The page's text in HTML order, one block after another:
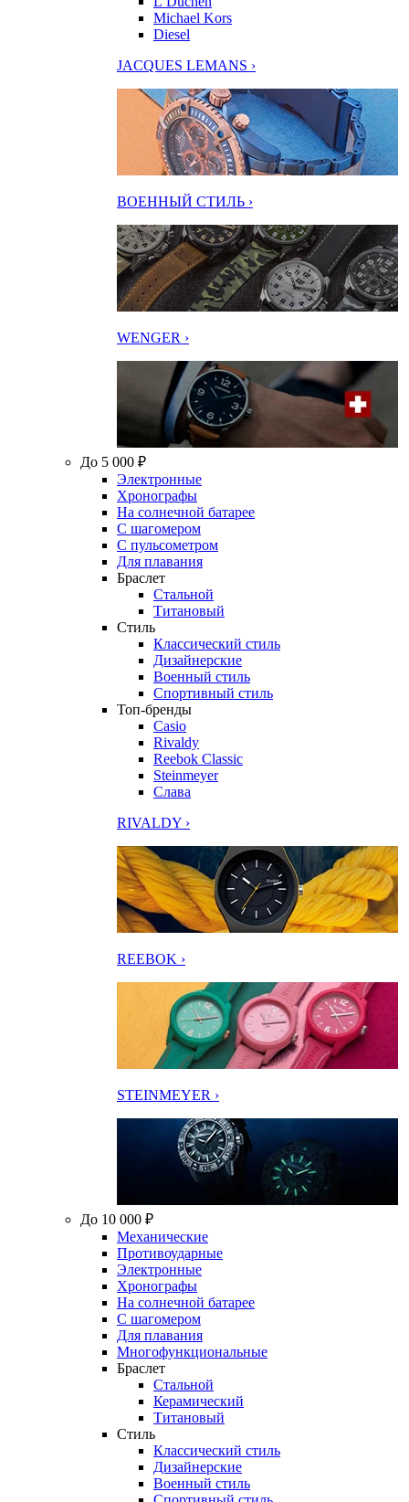
Michael Kors
Diesel
JACQUES LEMANS ›
ВОЕННЫЙ СТИЛЬ ›
WENGER ›
До 5 000 ₽
Электронные
Хронографы
На солнечной батарее
С шагомером
С пульсометром
Для плавания
Браслет
Стальной
Титановый
Стиль
Классический стиль
Дизайнерские
Военный стиль
Спортивный стиль
Топ-бренды
Casio
Rivaldy
Reebok Classic
Steinmeyer
Слава
RIVALDY ›
REEBOK ›
STEINMEYER ›
До 10 000 ₽
Механические
Противоударные
Электронные
Хронографы
На солнечной батарее
С шагомером
Для плавания
Многофункциональные
Браслет
Стальной
Керамический
Титановый
Стиль
Классический стиль
Дизайнерские
Военный стиль